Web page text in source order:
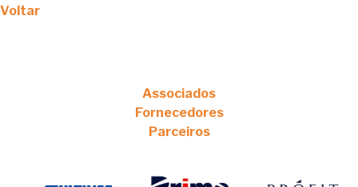
Voltar
Associados
Fornecedores
Parceiros